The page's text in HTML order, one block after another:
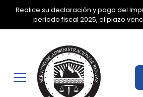
Realice su declaración y pago del
periodo fiscal 2025, el plazo